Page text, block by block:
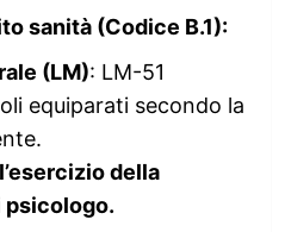
sanità (Codice B.1):
(LM): LM-51
equiparati secondo la
della
psicologo.